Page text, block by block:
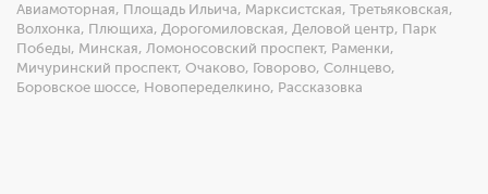
Авиамоторная, Площадь Ильича, Марксистская, Третьяковская,
Волхонка, Плющиха, Дорогомиловская, Деловой центр, Парк
Победы, Минская, Ломоносовский проспект, Раменки,
Мичуринский проспект, Очаково, Говорово, Солнцево,
Боровское шоссе, Новопеределкино, Рассказовка